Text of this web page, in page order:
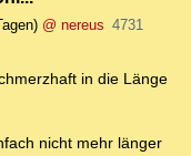
@ nereus 4731
in die Länge
nicht mehr länger